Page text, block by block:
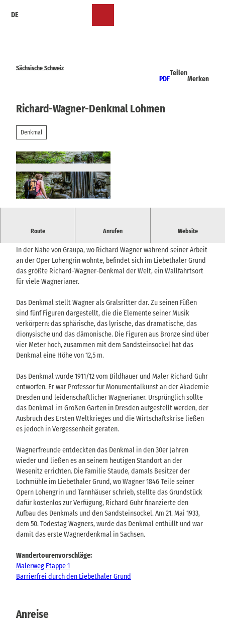
DE
Sächsische Schweiz
PDF
Teilen
Merken
Richard-Wagner-Denkmal Lohmen
Denkmal
Route Anrufen Website
Das größte Wagner.-Denkmal der Welt steht in einem
In der Nähe von Graupa, wo Richard Wagner während seiner Arbeit
an der Oper Lohengrin wohnte, befindet sich im Liebethaler Grund
das größte Richard-Wagner-Denkmal der Welt, ein Wallfahrtsort
für viele Wagnerianer.
Das Denkmal stellt Wagner als Gralsritter dar. Zu seinen Füßen
sind fünf Figuren dargestellt, die die Elemente seiner Musik
verkörpern: das sphärische, das lyrische, das dramatische, das
dionysische und das dämonische. Die Figuren aus Bronze sind über
vier Meter hoch, zusammen mit dem Sandsteinsockel hat das
Denkmal eine Höhe von 12,5 m.
Das Denkmal wurde 1911/12 vom Bildhauer und Maler Richard Guhr
entworfen. Er war Professor für Monumentalkunst an der Akademie
Dresden und leidenschaftlicher Wagnerianer. Ursprünglich sollte
das Denkmal im Großen Garten in Dresden aufgestellt werden, der
Ausbruch des Ersten Weltkrieges und die Wirtschaftskrise ließen
es jedoch in Vergessenheit geraten.
Wagnerfreunde entdeckten das Denkmal in den 30er Jahren
wieder und ließen es an seinem heutigen Standort an der
Wesenitz errichten. Die Familie Staude, damals Besitzer der
Lochmühle im Liebethaler Grund, wo Wagner 1846 Teile seiner
Opern Lohengrin und Tannhäuser schrieb, stellte das Grundstück
dafür kostenlos zur Verfügung, Richard Guhr finanzierte den
Aufbau des Denkmals und den Sandsteinsockel. Am 21. Mai 1933,
dem 50. Todestag Wagners, wurde das Denkmal enthüllt und war
damit das erste Wagnerdenkmal in Sachsen.
Wandertourenvorschläge:
Malerweg Etappe 1
Barrierfrei durch den Liebethaler Grund
Anreise